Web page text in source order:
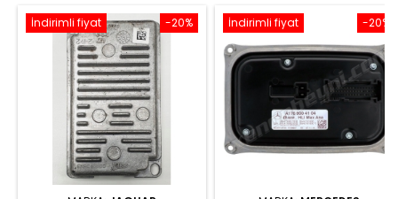
-20%
İndirimli fiyat -20%
İndirimli fiyat